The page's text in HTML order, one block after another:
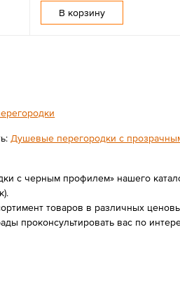
В корзину
Душевые перегородки с
с черным профилем» нашего
товаров в различных
проконсультировать вас по